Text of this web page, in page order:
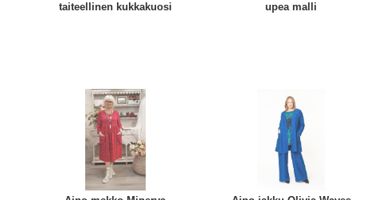
taiteellinen kukkakuosi
upea malli